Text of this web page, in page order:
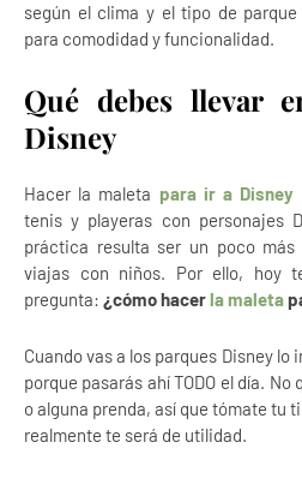
según el clima y el tipo de
para comodidad y funcionalidad.
Qué debes llevar
Disney
Hacer la maleta para ir a Disney
tenis y playeras con personajes
práctica resulta ser un poco
viajas con niños. Por ello, hoy
pregunta: ¿cómo hacerla maleta
Cuando vas a los parques Disney lo
porque pasarás ahí TODO el día.
o alguna prenda, así que tómate tu
realmente te será de utilidad.